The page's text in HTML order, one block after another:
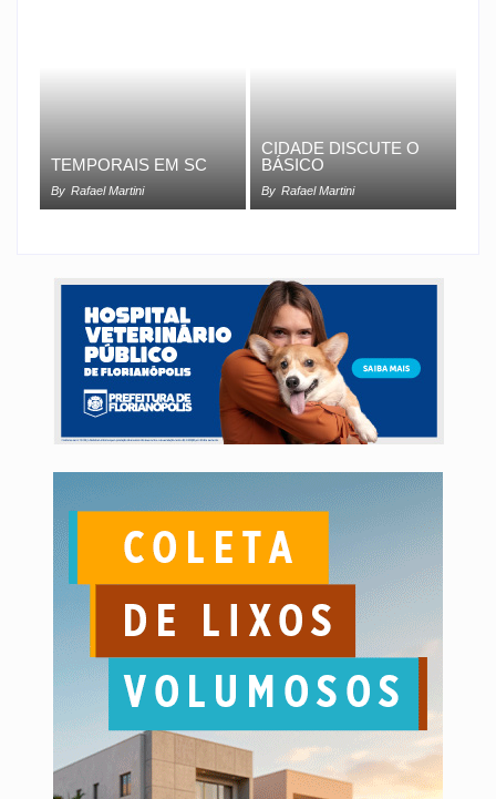
TEMPORAIS EM SC
By Rafael Martini
CIDADE DISCUTE O
BÁSICO
By Rafael Martini